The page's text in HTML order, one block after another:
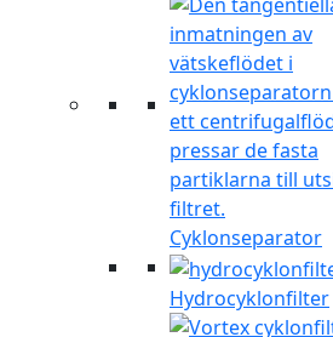
Cyklonseparator
Hydrocyklonfilter